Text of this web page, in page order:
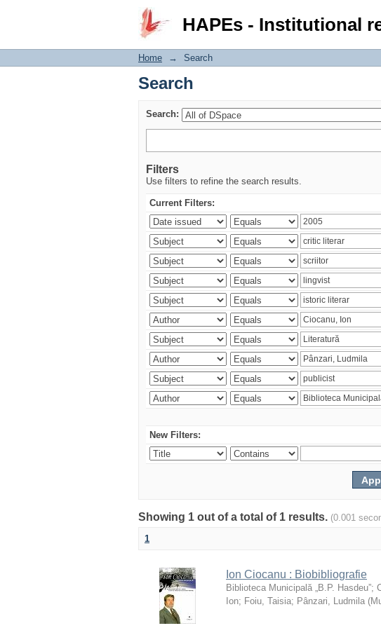
HAPEs - Institutional
Search
Home → Search
Search
Search:
Filters
Use filters to refine the search results.
Current Filters:
New Filters:
Showing 1 out of a total of 1 results. (0.001
1
Ion Ciocanu : Biobibliografie
Biblioteca Municipală „B.P. Hasdeu”;
Ion; Foiu, Taisia; Pânzari, Ludmila (